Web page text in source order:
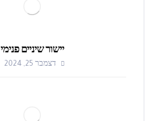
יישור שיניים פנימי
דצמבר 25, 2024